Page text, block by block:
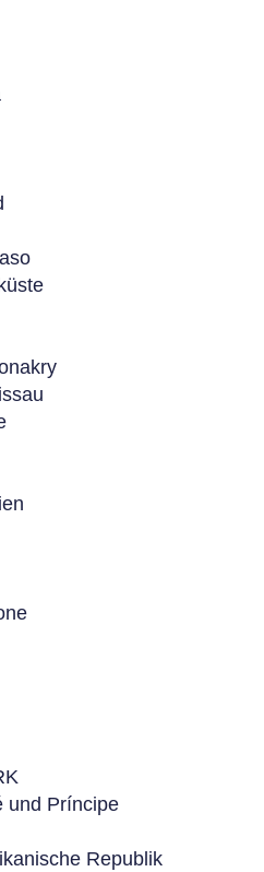
und Príncipe
Republik